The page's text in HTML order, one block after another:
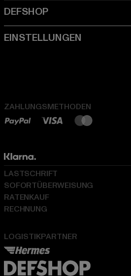
ZAHLUNGSMETHODEN
LOGISTIKPARTNER
LASTSCHRIFT
SOFORTÜBERWEISUNG
RATENKAUF
RECHNUNG